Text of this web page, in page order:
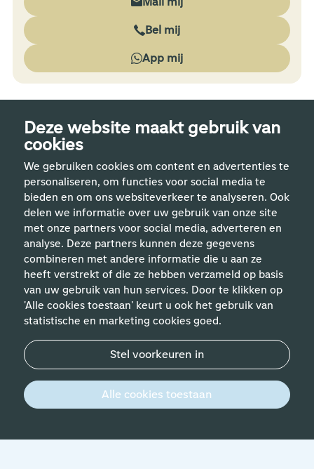
Deze website maakt gebruik van
cookies
We gebruiken cookies om content en advertenties te
personaliseren, om functies voor social media te
bieden en om ons websiteverkeer te analyseren. Ook
delen we informatie over uw gebruik van onze site
met onze partners voor social media, adverteren en
analyse. Deze partners kunnen deze gegevens
combineren met andere informatie die u aan ze
heeft verstrekt of die ze hebben verzameld op basis
van uw gebruik van hun services. Door te klikken op
'Alle cookies toestaan' keurt u ook het gebruik van
statistische en marketing cookies goed.
Stel voorkeuren in
Alle cookies toestaan
Bel mij
App mij
Handige links
Vakgebieden
Contact
© 2026 Werken bij SchipholPrivacyverklaring